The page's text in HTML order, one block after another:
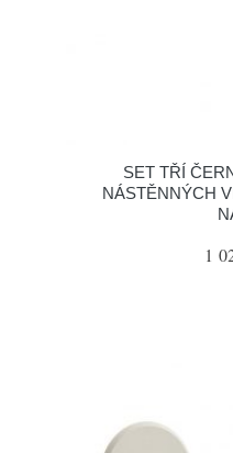
SET TŘÍ
NÁSTĚNNÝCH
1